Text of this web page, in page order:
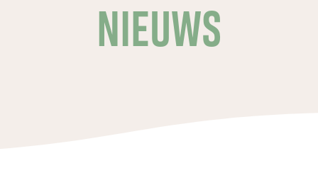
NIEUWS